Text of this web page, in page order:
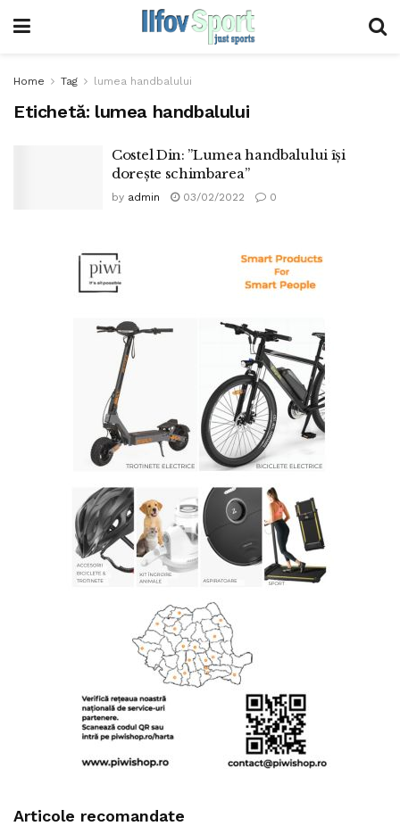
Home Tag lumea handbalului
Etichetă: lumea handbalului
Costel Din: ”Lumea handbalului își
dorește schimbarea”
by admin 03/02/2022 0
Articole recomandate